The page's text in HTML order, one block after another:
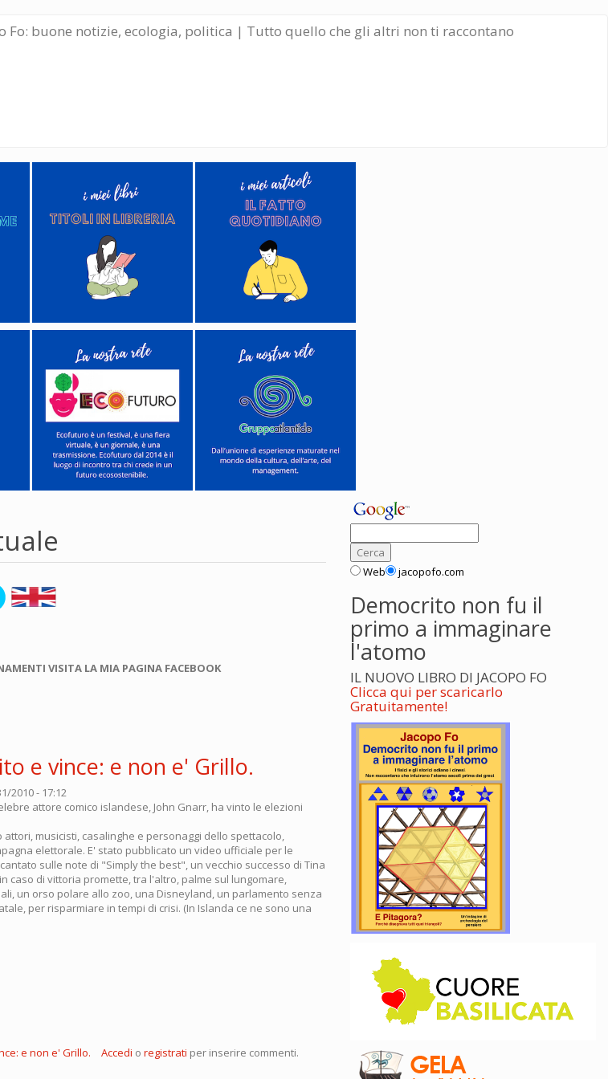
Fo: buone notizie, ecologia, politica | Tutto quello che gli altri non ti raccontano
VISITA LA MIA PAGINA FACEBOOK
e vince: e non e' Grillo.
2010 - 17:12
attore comico islandese, John Gnarr, ha vinto le elezioni
musicisti, casalinghe e personaggi dello spettacolo,
elettorale. E' stato pubblicato un video ufficiale per le
sulle note di "Simply the best", un vecchio successo di Tina
caso di vittoria promette, tra l'altro, palme sul lungomare,
un orso polare allo zoo, una Disneyland, un parlamento senza
per risparmiare in tempi di crisi. (In Islanda ce ne sono una
e non e' Grillo. Accedi o registrati per inserire commenti.
Web jacopofo.com
Democrito non fu il
primo a immaginare
l'atomo
IL NUOVO LIBRO DI JACOPO FO
Clicca qui per scaricarlo
Gratuitamente!